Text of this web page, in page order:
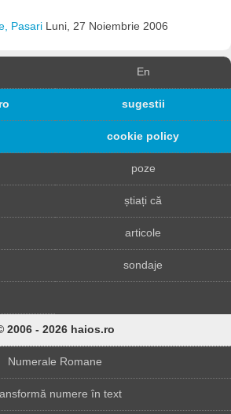
Pasari Luni, 27 Noiembrie 2006
En
sugestii
cookie policy
poze
știați că
articole
sondaje
2006 - 2026 haios.ro
Numerale Romane
numere în text